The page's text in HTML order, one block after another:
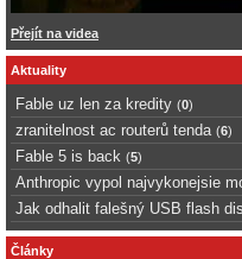
Přejít na videa
Aktuality
Fable uz len za kredity (0)
zranitelnost ac routerů tenda (6)
Fable 5 is back (5)
Anthropic vypol najvykonejsie
Jak odhalit falešný USB flash
Články